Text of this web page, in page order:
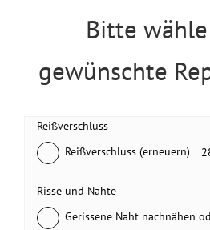
Bitte
gewünschte
Reißverschluss
Reißverschluss (erneuern)
Risse und Nähte
Gerissene Naht nachnähen